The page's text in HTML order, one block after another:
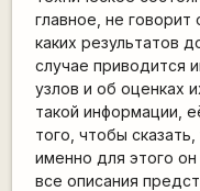
главное, не говорит
каких результатов
случае приводится
узлов и об оценках
такой информации,
того, чтобы
именно для этого
все описания